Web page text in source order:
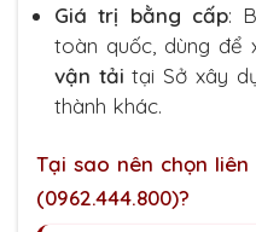
Giá trị bằng cấp:
toàn quốc, dùng để
vận tảitại Sở xây
thành khác.
Tại sao nên chọn
(0962.444.800)?